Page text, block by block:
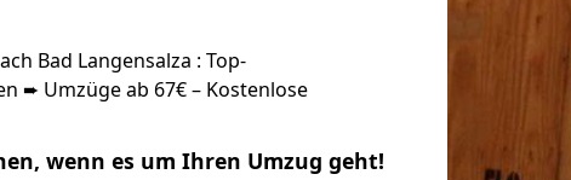
Bad Langensalza : Top-
➨ Umzüge ab 67€ – Kostenlose
wenn es um Ihren Umzug geht!